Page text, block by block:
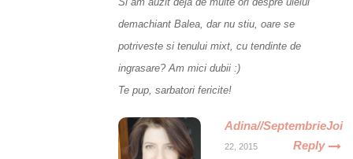
demachiant Balea, dar nu stiu, oare se
potriveste si tenului mixt, cu tendinte de
ingrasare? Am mici dubii :)
Te pup, sarbatori fericite!
Adina//SeptembrieJoi
22, 2015 Reply